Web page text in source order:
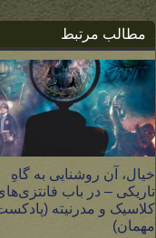
مطالب مرتبط
خیال، آن روشنایی به گاهِ
تاریکی – در باب
کلاسیک و مدرنیته
مهمان)